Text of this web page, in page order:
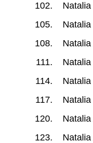
Natalia
Natalia
Natalia
Natalia
Natalia
Natalia